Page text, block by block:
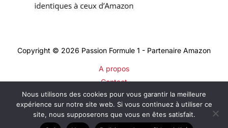
Copyright © 2026 Passion Formule 1 - Partenaire Amazon
A propos
Contact
Plan du site
Mentions légales
Politique de confidentialité
Nous utilisons des cookies pour vous garantir la meilleure
expérience sur notre site web. Si vous continuez à utiliser ce
site, nous supposerons que vous en êtes satisfait.